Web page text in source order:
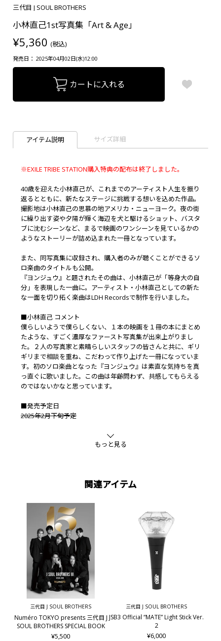
三代目 J SOUL BROTHERS
小林直己1st写真集「Art & Age」
¥5,360 (税込)
発売日： 2025年04月02日(水)12:00
カートに入れる
アイテム説明 サイズ詳細
※EXILE TRIBE STATION購入特典の配布は終了しました。
40歳を迎えた小林直己が、これまでのアーティスト人生を振り
返るとともに、新たなステージに挑戦する想いを込めた作品。
撮影地は小林直己の思慕の地アメリカ・ニューヨーク。夜の街
に繰り出す姿や夕陽が輝く海辺を犬と駆けるショット、バスタ
ブに沈むシーンなど、まるで映画のワンシーンを見ているかの
ようなストーリーが詰め込まれた一冊となっています。
また、同写真集に収録され、購入者のみが聴くことができるソ
ロ楽曲のタイトルも公開。
『ヨンジュウ』と題されたその曲は、小林直己が「等身大の自
分」を表現した一曲に。アーティスト・小林直己としての新た
な一面を切り拓く楽曲はLDH Recordsで制作を行いました。
■小林直己 コメント
僕らしいようで僕らしくない、１本の映画を１冊の本にまとめ
たような、すごく濃厚なファースト写真集が出来上がりまし
た。２人の写真家と素晴らしいスタッフの皆さんと共に、ギリ
ギリまで相談を重ね、こだわって作り上げた一冊になっていま
す。初のソロ楽曲となった『ヨンジュウ』は素直な気持ちを真
っ直ぐに歌いました。この曲は年齢問わず、共感してもらえる
のではないかなと思っています。
■発売予定日
2025年2月下旬予定
※情報初出時、発売日は2月下旬を予定しておりましたが、制
■EXILE TRIBE STATION限定購入特典
※EXILE TRIBE STATION購入特典の配布は終了しました。
※絵柄はイベント抽選付き、通常版含め全て共通です。
※特典は予告なく変更になる場合があります。
■仕様
A4変形/128ページ/小林直己の楽曲ダウンロードシリアルコー
ド付き
■出版社
株式会社blueprint
もっと見る
関連アイテム
三代目 J SOUL BROTHERS
Numéro TOKYO presents 三代目 J
SOUL BROTHERS SPECIAL BOOK
¥5,500
三代目 J SOUL BROTHERS
JSB3 Official “MATE” Light Stick Ver.
2
¥6,000